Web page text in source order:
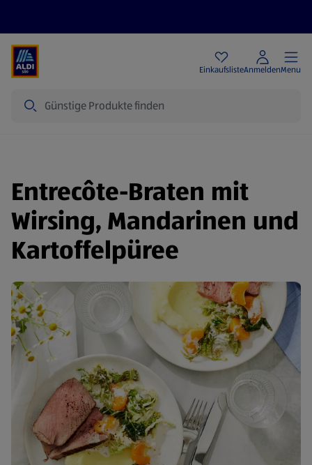
EinkaufslisteAnmeldenMenu
Entrecôte-Braten mit
Wirsing, Mandarinen und
Kartoffelpüree